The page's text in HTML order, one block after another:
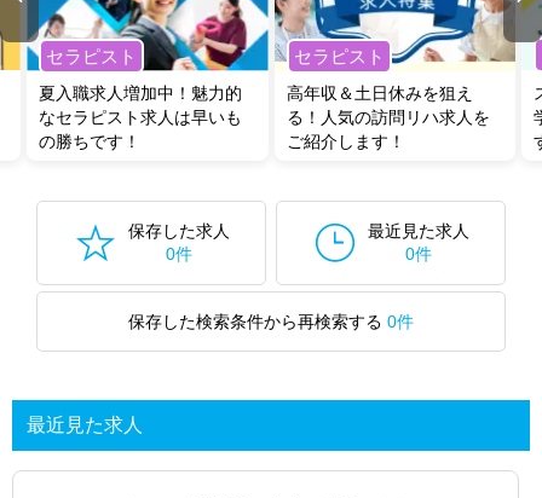
セラピスト
夏入職求人増加中！魅力的
なセラピスト求人は早いも
の勝ちです！
セラピスト
高年収＆土日休みを狙え
る！人気の訪問リハ求人を
ご紹介します！
保存した求人
0件
最近見た求人
0件
保存した検索条件から再検索する 0件
最近見た求人